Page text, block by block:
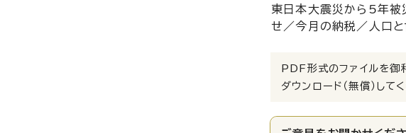
東日本大震災から5年被
せ／今月の納税／人口
PDF形式のファイルを御
ダウンロード（無償）して